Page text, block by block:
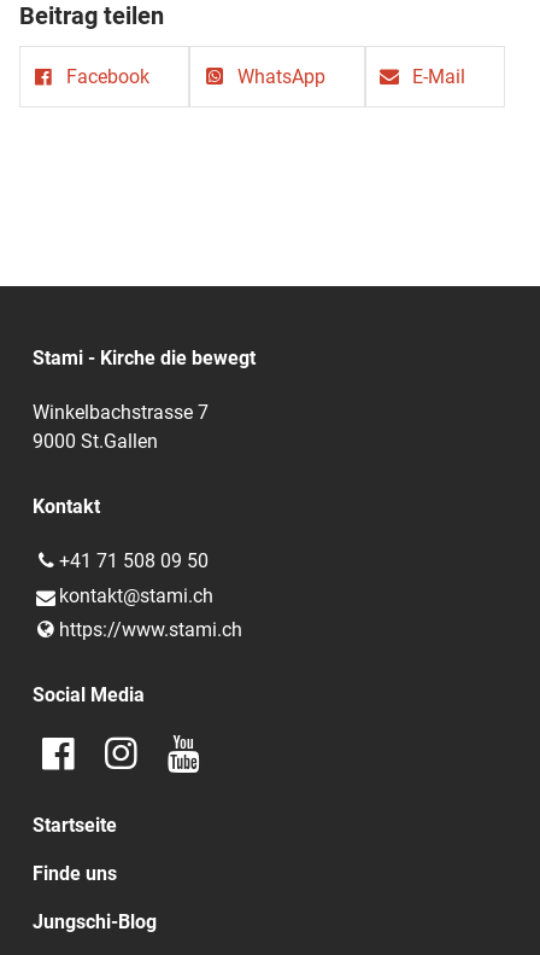
Beitrag teilen
Facebook WhatsApp E-Mail
Stami - Kirche die bewegt
Winkelbachstrasse 7
9000 St.Gallen
Kontakt
+41 71 508 09 50
kontakt@​stami.​ch
https://www.​stami.​ch
Social Media
Startseite
Finde uns
Jungschi-Blog